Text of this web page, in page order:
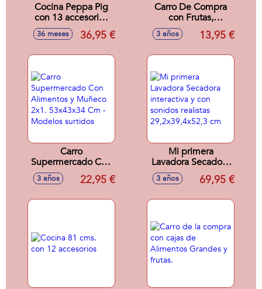
Cocina Peppa Pig
con 13 accesorios
67x29x49 cm
36 meses 36,95 €
Carro De Compra
con Frutas,
Verduras y Cajas de
alimentos Mod
3 años 13,95 €
Carro
Supermercado Con
Alimentos y
Muñeco 2x1.
3 años 22,95 €
Mi primera
Lavadora Secadora
interactiva y con
sonidos realistas
3 años 69,95 €